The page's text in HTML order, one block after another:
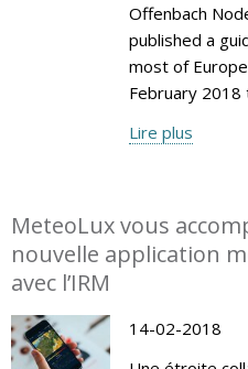
Offenbach
published a
most of
February
Lire plus
MeteoLux vous
nouvelle application
avec l’IRM
14-02-2018